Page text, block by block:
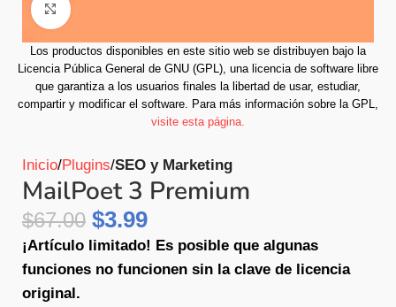
Click to enlarge
Los productos disponibles en este sitio web se distribuyen bajo la
Licencia Pública General de GNU (GPL), una licencia de software libre
que garantiza a los usuarios finales la libertad de usar, estudiar,
compartir y modificar el software. Para más información sobre la GPL,
visite esta página.
Inicio Plugins SEO y Marketing
MailPoet 3 Premium
$67.00 $3.99
¡Artículo limitado! Es posible que algunas
funciones no funcionen sin la clave de licencia
original.